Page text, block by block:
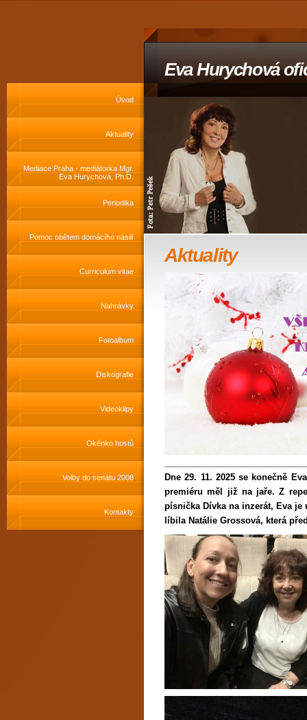
Eva Hurychová
Úvod
Aktuality
Mediace Praha - mediátorka Mgr.
Eva Hurychová, Ph.D.
Periodika
Pomoc obětem domácího násilí
Curriculum vitae
Nahrávky
Fotoalbum
Diskografie
Videoklipy
Okénko hostů
Volby do senátu 2008
Kontakty
Aktuality
Dne 29. 11. 2025 se konečně
premiéru měl již na jaře. Z
písnička Dívka na inzerát, Eva je
líbila Natálie Grossová, která